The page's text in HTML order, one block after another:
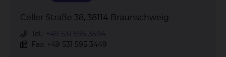
Celler Straße 38, 38114 Braunschweig
Tel.: +49 531 595 3594
Fax: +49 531 595 3449